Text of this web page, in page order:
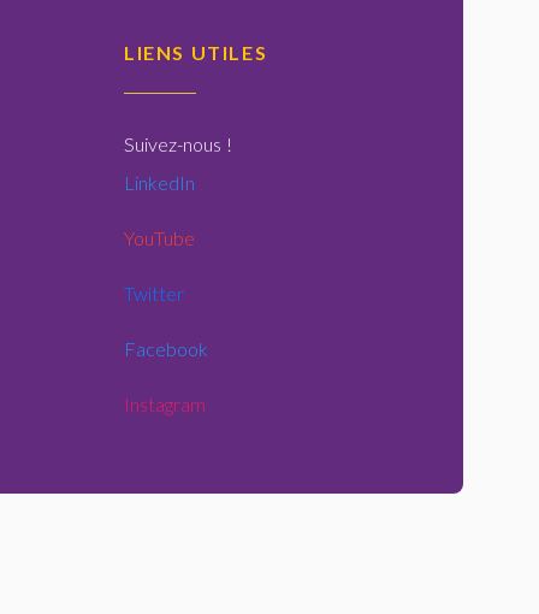
LIENS UTILES
Suivez-nous !
LinkedIn
YouTube
Twitter
Facebook
Instagram